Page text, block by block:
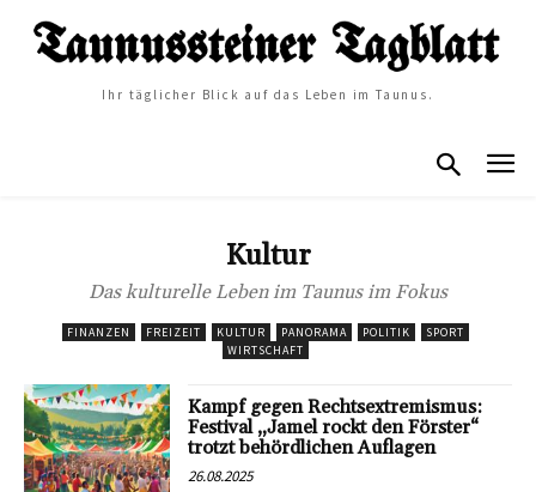
Ihr täglicher Blick auf das Leben im Taunus.
Kultur
Das kulturelle Leben im Taunus im Fokus
FINANZEN FREIZEIT KULTUR PANORAMA POLITIK
SPORT
WIRTSCHAFT
Kampf gegen Rechtsextremismus:
Festival „Jamel rockt den Förster“
trotzt behördlichen Auflagen
26.08.2025